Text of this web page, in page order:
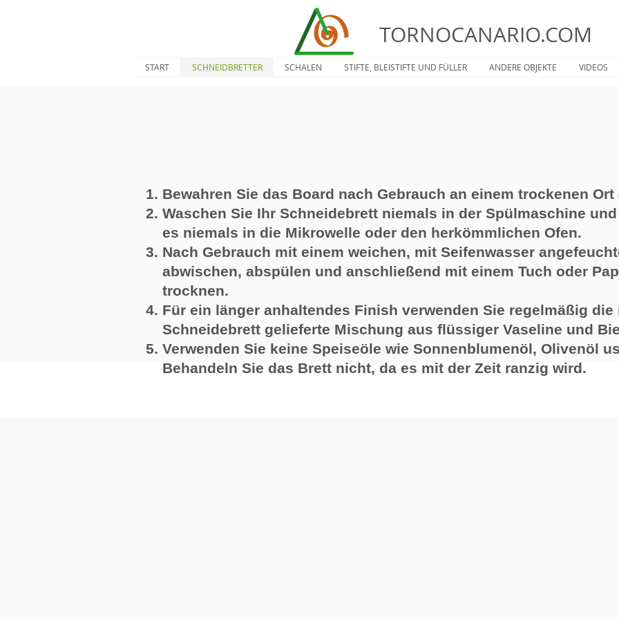
TORNOCANARIO.COM
START SCHNEIDBRETTER SCHALEN STIFTE, BLEISTIFTE UND FÜLLER ANDERE OBJEKTE VIDEOS
Bewahren Sie das Board nach Gebrauch an einem trockenen Ort
Waschen Sie Ihr Schneidebrett niemals in der Spülmaschine
es niemals in die Mikrowelle oder den herkömmlichen Ofen.
Nach Gebrauch mit einem weichen, mit Seifenwasser
abwischen, abspülen und anschließend mit einem Tuch oder
trocknen.
Für ein länger anhaltendes Finish verwenden Sie regelmäßig die
Schneidebrett gelieferte Mischung aus flüssiger Vaseline und
Verwenden Sie keine Speiseöle wie Sonnenblumenöl, Olivenöl
Behandeln Sie das Brett nicht, da es mit der Zeit ranzig wird.